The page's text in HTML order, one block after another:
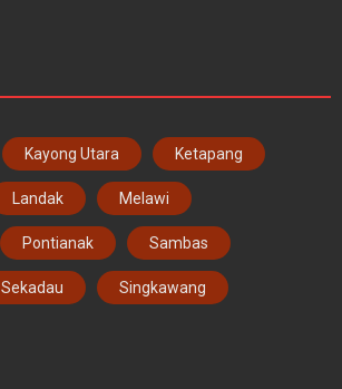
Kayong Utara Ketapang
Landak Melawi
Pontianak Sambas
Sekadau Singkawang